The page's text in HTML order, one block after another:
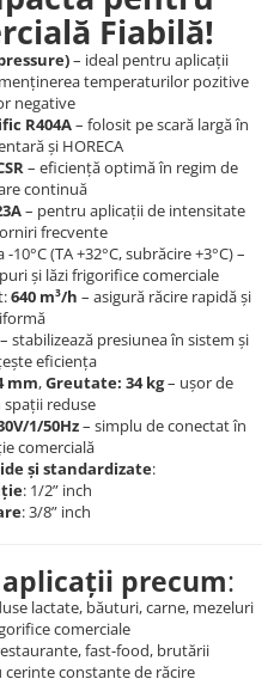
Fiabilă!
– ideal pentru aplicații
temperaturilor pozitive
negative
R404A– folosit pe scară largă în
și HORECA
– eficiență optimă în regim de
continuă
– pentru aplicații de intensitate
frecvente
-10°C (TA +32°C, subrăcire +3°C) –
și lăzi frigorifice comerciale
640 m³/h – asigură răcire rapidă și
– stabilizează presiunea în sistem și
eficiența
mm,Greutate: 34 kg– ușor de
reduse
1/50Hz– simplu de conectat în
comercială
și standardizate:
: 1/2” inch
: 3/8” inch
precum:
lactate, băuturi, carne, mezeluri
comerciale
fast-food, brutării
cerințe constante de răcire